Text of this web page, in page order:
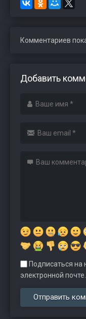
Комментариев
Добавить
Подписаться на
электронной почте.